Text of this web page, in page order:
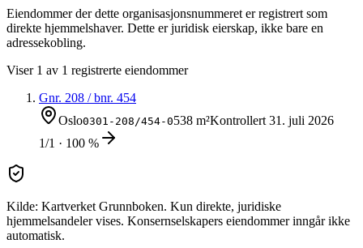
Eiendommer der dette organisasjonsnummeret er registrert som
direkte hjemmelshaver. Dette er juridisk eierskap, ikke bare en
adressekobling.
Viser 1 av 1 registrerte eiendommer
Gnr. 208 / bnr. 454
Oslo0301-208/454-0538 m²Kontrollert 31. juli 2026
1/1 · 100 %
Kilde: Kartverket Grunnboken. Kun direkte, juridiske
hjemmelsandeler vises. Konsernselskapers eiendommer inngår ikke
automatisk.